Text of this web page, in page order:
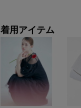
着用アイテム